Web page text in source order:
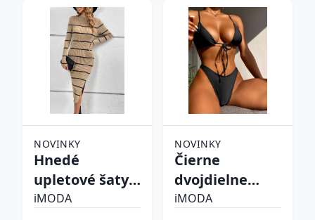
NOVINKY
Hnedé
upletové šaty
prúžkované
iMODA
NOVINKY
Čierne
dvojdielne
plavky
iMODA